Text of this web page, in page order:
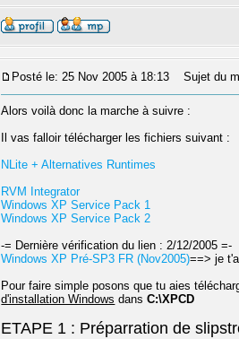
Posté le: 25 Nov 2005 à 18:13 Sujet du
Alors voilà donc la marche à suivre :
Il vas falloir télécharger les fichiers suivant :
NLite + Alternatives Runtimes
RVM Integrator
Windows XP Service Pack 1
Windows XP Service Pack 2
-= Dernière vérification du lien : 2/12/2005 =-
Windows XP Pré-SP3 FR (Nov2005)==> je
Pour faire simple posons que tu aies
d'installation Windows dansC:\XPCD
ETAPE 1 : Préparration de